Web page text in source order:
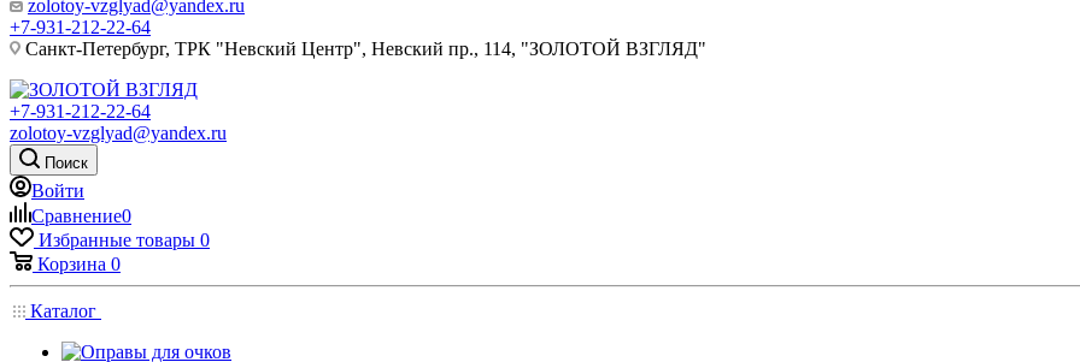
zolotoy-vzglyad@yandex.ru
+7-931-212-22-64
Санкт-Петербург, ТРК "Невский Центр", Невский пр., 114, "ЗОЛОТОЙ ВЗГЛЯД"
+7-931-212-22-64
zolotoy-vzglyad@yandex.ru
Поиск
Войти
Сравнение0
Избранные товары 0
Корзина 0
Каталог